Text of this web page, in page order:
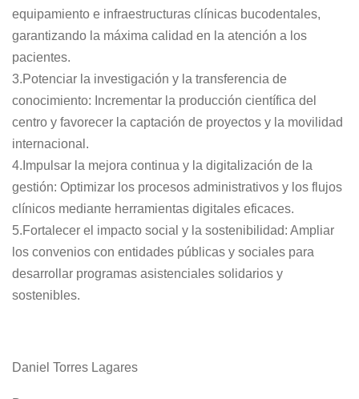
equipamiento e infraestructuras clínicas bucodentales,
garantizando la máxima calidad en la atención a los
pacientes.
3.Potenciar la investigación y la transferencia de
conocimiento: Incrementar la producción científica del
centro y favorecer la captación de proyectos y la movilidad
internacional.
4.Impulsar la mejora continua y la digitalización de la
gestión: Optimizar los procesos administrativos y los flujos
clínicos mediante herramientas digitales eficaces.
5.Fortalecer el impacto social y la sostenibilidad: Ampliar
los convenios con entidades públicas y sociales para
desarrollar programas asistenciales solidarios y
sostenibles.
Daniel Torres Lagares